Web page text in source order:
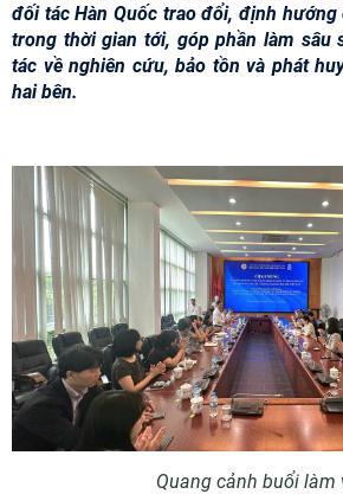
đối tác Hàn Quốc trao đổi, định
trong thời gian tới, góp phần làm sâu
tác về nghiên cứu, bảo tồn và phát
hai bên.
Quang cảnh buổi làm